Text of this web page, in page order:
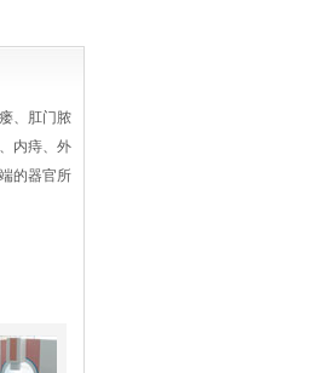
、肛门脓
内痔、外
的器官所